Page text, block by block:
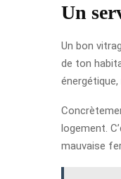
Un
Un bon
de ton
logement.
mauvaise